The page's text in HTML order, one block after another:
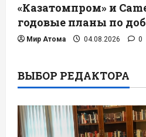
«Казатомпром» и
годовые планы по
Мир Атома 04.08.2026 0
ВЫБОР РЕДАКТОРА